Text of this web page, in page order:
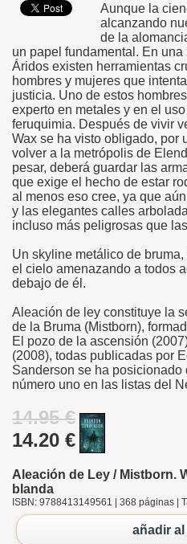
Aunque la
alcanzando
de la
un papel fundamental. En
Áridos existen herramientas
hombres y mujeres que
justicia. Uno de estos
experto en metales y en el
feruquimia. Después de vivir
Wax se ha visto obligado, por
volver a la metrópolis de
pesar, deberá guardar las
que exige el hecho de estar
al menos eso cree, ya que
y las elegantes calles
incluso más peligrosas que
Un skyline metálico de
el cielo amenazando a todos
debajo de él.
Aleación de ley constituye la
de la Bruma (Mistborn),
El pozo de la ascensión
(2008), todas publicadas por
Sanderson se ha posicionado
número uno en las listas del
14.95 €
14.20 €
Aleación de Ley / Mistborn.
blanda
ISBN: 9788413149561 | 368 páginas |
añadir